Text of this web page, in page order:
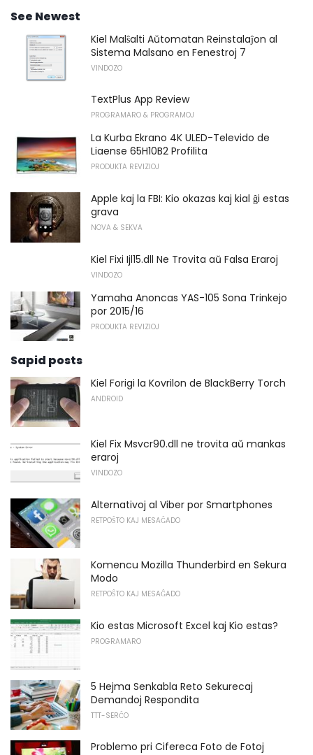
See Newest
Kiel Malŝalti Aŭtomatan Reinstalaĵon al
Sistema Malsano en Fenestroj 7
VINDOZO
TextPlus App Review
PROGRAMARO & PROGRAMOJ
La Kurba Ekrano 4K ULED-Televido de
Liaense 65H10B2 Profilita
PRODUKTA REVIZIOJ
Apple kaj la FBI: Kio okazas kaj kial ĝi estas
grava
NOVA & SEKVA
Kiel Fixi Ijl15.dll Ne Trovita aŭ Falsa Eraroj
VINDOZO
Yamaha Anoncas YAS-105 Sona Trinkejo
por 2015/16
PRODUKTA REVIZIOJ
Sapid posts
Kiel Forigi la Kovrilon de BlackBerry Torch
ANDROID
Kiel Fix Msvcr90.dll ne trovita aŭ mankas
eraroj
VINDOZO
Alternativoj al Viber por Smartphones
RETPOŜTO KAJ MESAĜADO
Komencu Mozilla Thunderbird en Sekura
Modo
RETPOŜTO KAJ MESAĜADO
Kio estas Microsoft Excel kaj Kio estas?
PROGRAMARO
5 Hejma Senkabla Reto Sekurecaj
Demandoj Respondita
TTT-SERĈO
Problemo pri Cifereca Foto de Fotoj